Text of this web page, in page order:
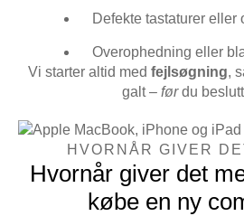
Defekte tastaturer eller
Overophedning eller
Vi starter altid med fejlsøgning,
galt – førdu
HVORNÅR GIVER
Hvornår giver det
købe en ny